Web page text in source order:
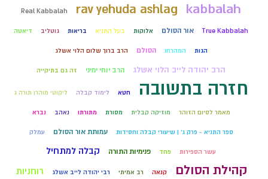
kabbalah
rav yehuda ashlag
Real Kabbalah
True Kabbalah אור הסולם אלוקות בעל התניא בריאות גוטליב דיאטה
הגות המהרחו הסולם הרב ברוך שלום הלוי אשלג
הרב יהודה לייב הלוי אשלג הרב יוחי ימיני זה גם בתיקייה
חזרה בתשובה חטא לימוד קבלה ליקוטי מוהרן תורה ג
מאמר לסיום הזוהר מוזיקה קבלית מסורת מתורתו נאהב נברא
ספר התניא - פרק ג' | שיעורי קבלה וחסידות עמותת אור הסולם עמלק
עשר הספירות פחד פנימיות התורה קבלה למתחיל
קהילת הסולם קנאה רב אמיתי רבי יהודה לייב אשלג רוחניות